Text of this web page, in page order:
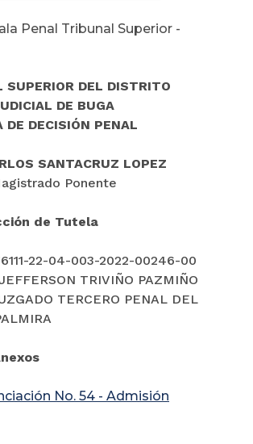
Penal Tribunal Superior -
SUPERIOR DEL DISTRITO
DE BUGA
DE DECISIÓN PENAL
SANTACRUZ LOPEZ
Ponente
de Tutela
22-04-003-2022-00246-00
TRIVIÑO PAZMIÑO
TERCERO PENAL DEL
No. 54 - Admisión